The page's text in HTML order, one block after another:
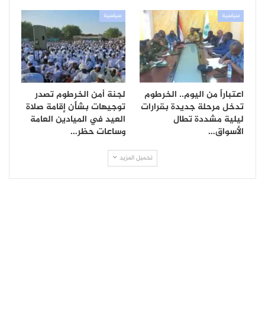
سياسية
اعتباراً من اليوم.. الخرطوم
تدخل مرحلة جديدة بقرارات
ليلية مشددة تطال
الأسواق…
سياسية
لجنة أمن الخرطوم تصدر
توجيهات بشأن إقامة صلاة
العيد في الميادين العامة
وساعات حظر…
تحميل المزيد